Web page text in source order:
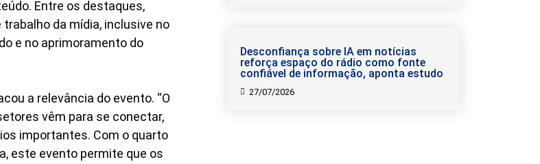
Entre os destaques,
da mídia, inclusive no
e no aprimoramento do
a relevância do evento. “O
vêm para se conectar,
importantes. Com o quarto
este evento permite que os
Desconfiança sobre IA em notícias
reforça espaço do rádio como fonte
confiável de informação, aponta estudo
27/07/2026